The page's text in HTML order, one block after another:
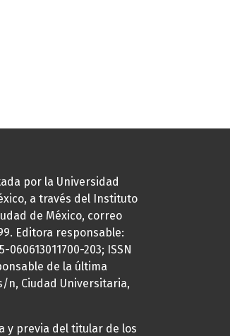
por la Universidad
a través del Instituto
de México, correo
Editora responsable:
203; ISSN
de la última
n, Ciudad Universitaria,
y previa del titular de los